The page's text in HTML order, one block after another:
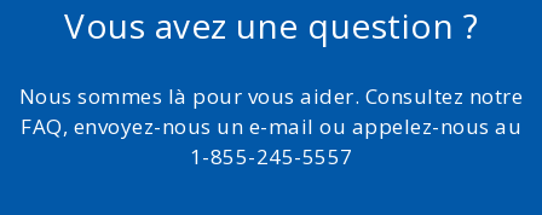
Vous avez une question ?
Nous sommes là pour vous aider. Consultez notre
FAQ, envoyez-nous un e-mail ou appelez-nous au
1-855-245-5557